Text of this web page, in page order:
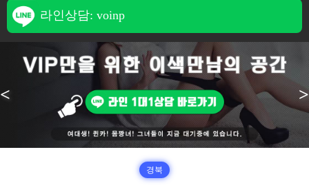
라인상담: voinp
< >
경북